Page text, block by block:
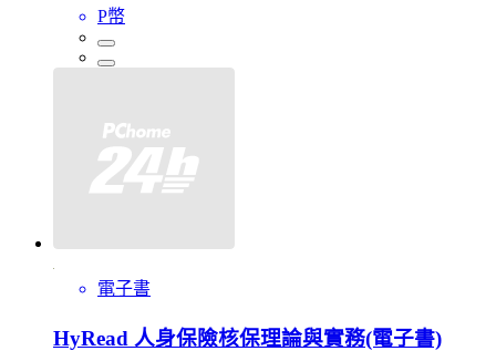
P幣
電子書
HyRead 人身保險核保理論與實務(電子書)